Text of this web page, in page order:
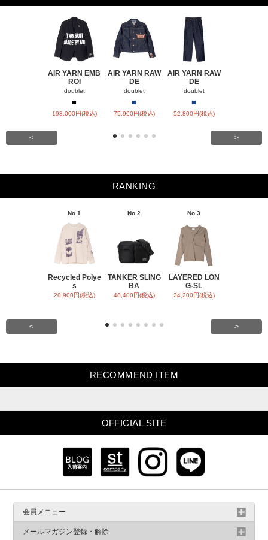
AIR YARN EMB
ROI
doublet
■
198,000円(税込)
AIR YARN RAW
DE
doublet
■
75,900円(税込)
AIR YARN RAW
DE
doublet
■
52,800円(税込)
< >
RANKING
No.1
Recycled Polye
s
20,900円(税込)
No.2
TANKER SLING
BA
48,400円(税込)
No.3
LAYERED LON
G-SL
24,200円(税込)
< >
RECOMMEND ITEM
OFFICIAL SITE
会員メニュー
メールマガジン登録・解除